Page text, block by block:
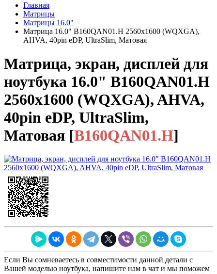
Главная
Матрицы
Матрицы 16.0"
Матрица 16.0" B160QAN01.H 2560x1600 (WQXGA),
AHVA, 40pin eDP, UltraSlim, Матовая
Матрица, экран, дисплей для
ноутбука 16.0" B160QAN01.H
2560x1600 (WQXGA), AHVA,
40pin eDP, UltraSlim,
Матовая [B160QAN01.H]
Если Вы сомневаетесь в совместимости данной детали с
Вашей моделью ноутбука, напишите нам в чат и мы поможем